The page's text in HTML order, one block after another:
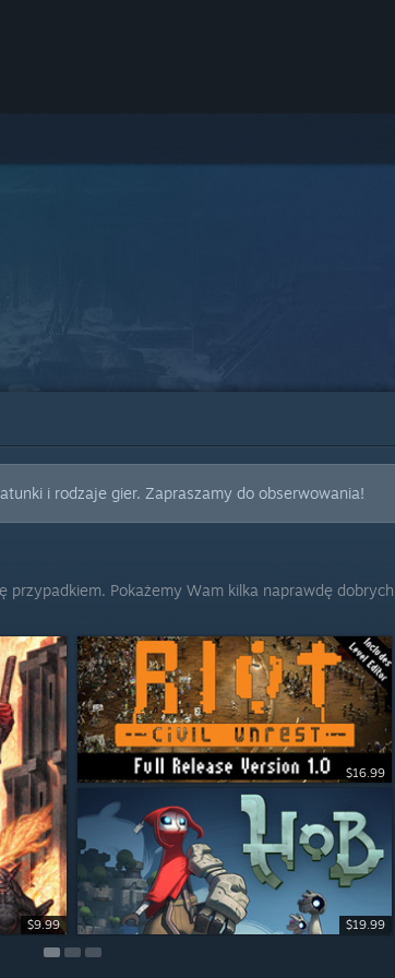
i rodzaje gier. Zapraszamy do obserwowania!
Pokażemy Wam kilka naprawdę
$9.99
$16.99
$19.99
$19.99
$11.99
-50% $24.99 $12.49
$14.99
$14.99